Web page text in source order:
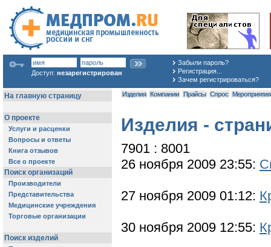
Доступ: незарегистрирован
Забыли пароль?
Регистрация...
Зачем регистрироваться?
Изделия Компании Прайсы Спрос Мероприятия
Изделия -
7901 : 8001
26 ноября 2009 23:55:
27 ноября 2009 01:12:
30 ноября 2009 12:55: